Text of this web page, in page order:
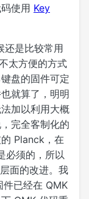
使用 Key
是比较常用
太方便的方式
盘的固件可定
就算了，明明
加以利用大概
完全客制化的
Planck，在
必须的，所以
面的改进。我
件已经在 QMK